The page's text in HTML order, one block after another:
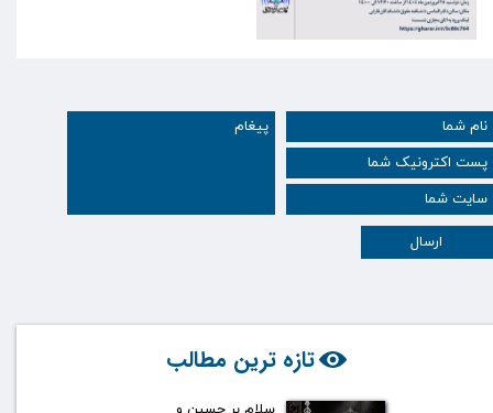
ارسال
تازه ترین مطالب